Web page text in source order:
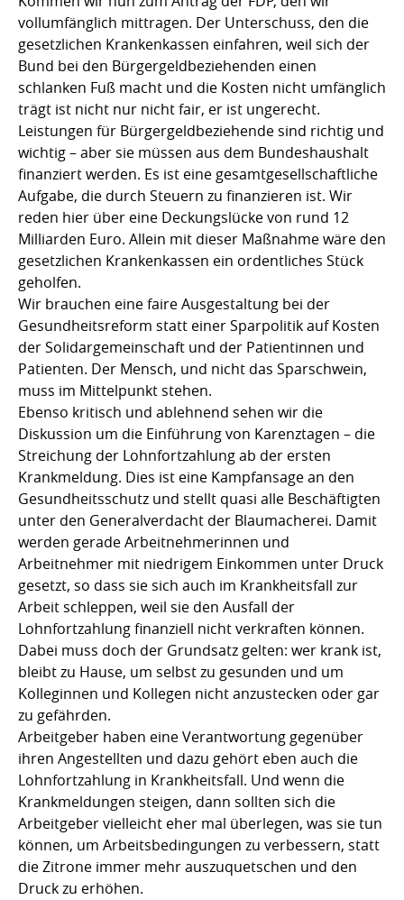
vollumfänglich mittragen. Der Unterschuss, den die
gesetzlichen Krankenkassen einfahren, weil sich der
Bund bei den Bürgergeldbeziehenden einen
schlanken Fuß macht und die Kosten nicht umfänglich
trägt ist nicht nur nicht fair, er ist ungerecht.
Leistungen für Bürgergeldbeziehende sind richtig und
wichtig – aber sie müssen aus dem Bundeshaushalt
finanziert werden. Es ist eine gesamtgesellschaftliche
Aufgabe, die durch Steuern zu finanzieren ist. Wir
reden hier über eine Deckungslücke von rund 12
Milliarden Euro. Allein mit dieser Maßnahme wäre den
gesetzlichen Krankenkassen ein ordentliches Stück
geholfen.
Wir brauchen eine faire Ausgestaltung bei der
Gesundheitsreform statt einer Sparpolitik auf Kosten
der Solidargemeinschaft und der Patientinnen und
Patienten. Der Mensch, und nicht das Sparschwein,
muss im Mittelpunkt stehen.
Ebenso kritisch und ablehnend sehen wir die
Diskussion um die Einführung von Karenztagen – die
Streichung der Lohnfortzahlung ab der ersten
Krankmeldung. Dies ist eine Kampfansage an den
Gesundheitsschutz und stellt quasi alle Beschäftigten
unter den Generalverdacht der Blaumacherei. Damit
werden gerade Arbeitnehmerinnen und
Arbeitnehmer mit niedrigem Einkommen unter Druck
gesetzt, so dass sie sich auch im Krankheitsfall zur
Arbeit schleppen, weil sie den Ausfall der
Lohnfortzahlung finanziell nicht verkraften können.
Dabei muss doch der Grundsatz gelten: wer krank ist,
bleibt zu Hause, um selbst zu gesunden und um
Kolleginnen und Kollegen nicht anzustecken oder gar
zu gefährden.
Arbeitgeber haben eine Verantwortung gegenüber
ihren Angestellten und dazu gehört eben auch die
Lohnfortzahlung in Krankheitsfall. Und wenn die
Krankmeldungen steigen, dann sollten sich die
Arbeitgeber vielleicht eher mal überlegen, was sie tun
können, um Arbeitsbedingungen zu verbessern, statt
die Zitrone immer mehr auszuquetschen und den
Druck zu erhöhen.